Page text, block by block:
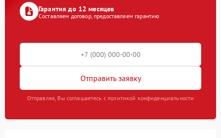
Гарантия до 12 месяцев
Составляем договор, предоставляем гарантию
Отправить заявку
Отправляя, Вы соглашаетесь с политикой конфиденциальности